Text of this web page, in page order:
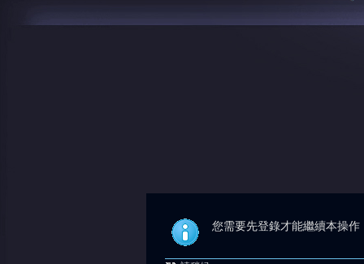
您需要先登錄才能繼續本操作